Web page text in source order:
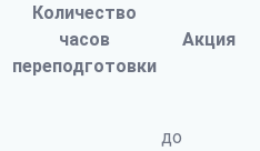
Количество
часов
переподготовки
Акция
до